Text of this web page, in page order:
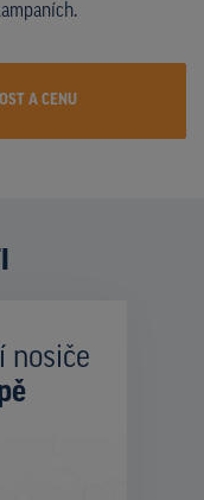
A CENU
nosiče